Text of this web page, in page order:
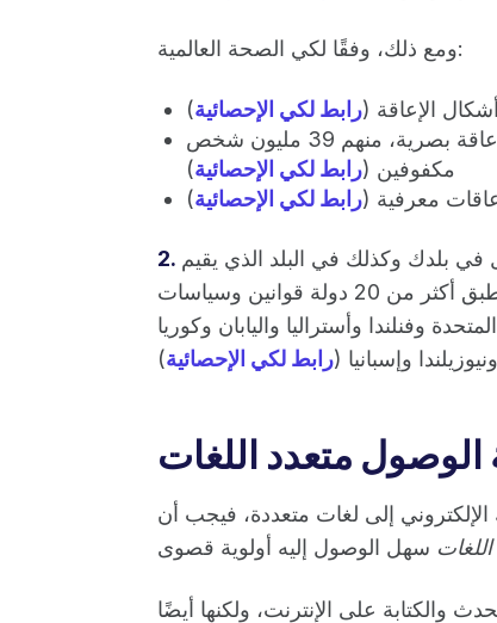
ومع ذلك، وفقًا لكي الصحة العالمية:
رابط لكي الإحصائية)
يوجد حوالي 285 مليون شخص حول العالم يعانون من إعاقة بصرية، منهم 39 مليون شخص
مكفوفين (رابط لكي الإحصائية)
رابط لكي الإحصائية)
بلدك وكذلك في البلد الذي يقيم
فيه جمهورك المستهدف. في وقت كتابة هذا التقرير، تطبق أكثر من 20 دولة قوانين وسياسات
وفنلندا وأستراليا واليابان وكوريا
ونيوزيلندا وإسبانيا (رابط لكي الإحصائية
الوصول متعدد اللغات
إلى لغات متعددة، فيجب أن
والكتابة على الإنترنت، ولكنها أيضًا